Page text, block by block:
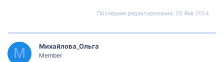
Последнее редактирование: 20 Янв 2024
М Михайлова_Ольга
Member